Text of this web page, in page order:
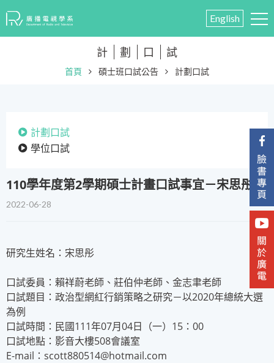
English
計 劃 口 試
首頁 碩士班口試公告 計劃口試
計劃口試
學位口試
110學年度第2學期碩士計畫口試事宜－宋思彤
2022-06-28
研究生姓名：宋思彤
口試委員：賴祥蔚老師、莊伯仲老師、金志聿老師
口試題目：政治型網紅行銷策略之研究－以2020年總統大選
為例
口試時間：民國111年07月04日（一）15：00
口試地點：影音大樓508會議室
E-mail：scott880514@hotmail.com